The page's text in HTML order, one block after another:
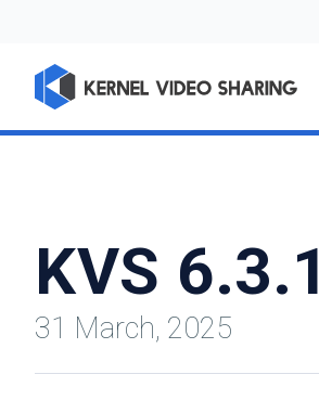
KVS 6.3.1
31 March, 2025